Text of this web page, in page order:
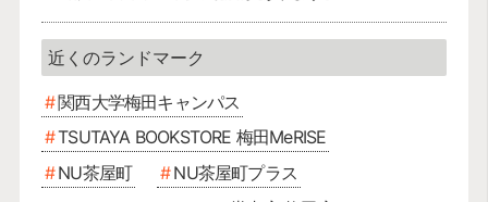
関西大学梅田キャンパス
TSUTAYA BOOKSTORE 梅田MeRISE
NU茶屋町
NU茶屋町プラス